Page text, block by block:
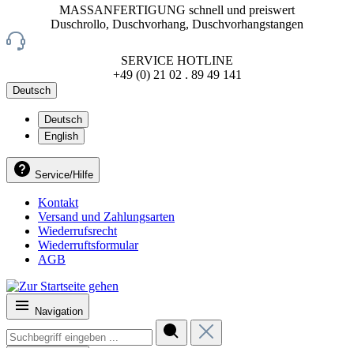
MASSANFERTIGUNG schnell und preiswert
Duschrollo, Duschvorhang, Duschvorhangstangen
SERVICE HOTLINE
+49 (0) 21 02 . 89 49 141
Deutsch
Deutsch
English
Service/Hilfe
Kontakt
Versand und Zahlungsarten
Wiederrufsrecht
Wiederruftsformular
AGB
Navigation